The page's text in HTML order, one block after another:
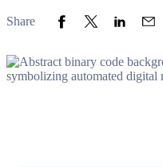
Share Share to Facebook
Share to Twitter
Share to